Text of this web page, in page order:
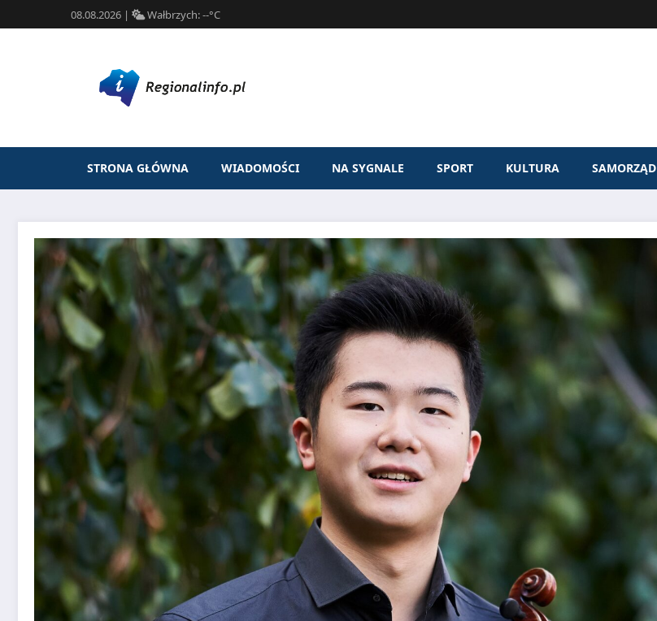
08.08.2026 | Wałbrzych:--°C
STRONA GŁÓWNA WIADOMOŚCI NA SYGNALE SPORT KULTURA SAMORZĄD
treści